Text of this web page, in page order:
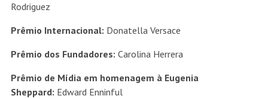
Rodriguez
Prêmio Internacional: Donatella Versace
Prêmio dos Fundadores: Carolina Herrera
Prêmio de Mídia em homenagem à Eugenia
Sheppard: Edward Enninful